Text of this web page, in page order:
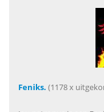
Feniks. (1178 x